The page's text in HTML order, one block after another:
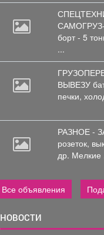
САМОГРУЗ-
борт - 5
...
ВЫВЕЗУ
печки,
РАЗНОЕ -
розеток,
др. Мелкие
Все объявления
НОВОСТИ